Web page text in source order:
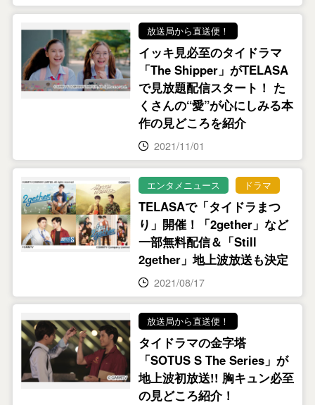
放送局から直送便！
イッキ見必至のタイドラマ
「The Shipper」がTELASA
で見放題配信スタート！ た
くさんの“愛”が心にしみる本
作の見どころを紹介
2021/11/01
エンタメニュース ドラマ
TELASAで「タイドラまつ
り」開催！「2gether」など
一部無料配信＆「Still
2gether」地上波放送も決定
2021/08/17
放送局から直送便！
タイドラマの金字塔
「SOTUS S The Series」が
地上波初放送!! 胸キュン必至
の見どころ紹介！